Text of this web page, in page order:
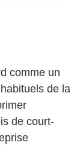
comme un
de la
de court-